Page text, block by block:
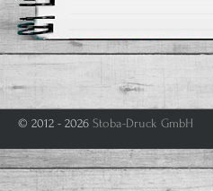
© 2012 - 2026 Stoba-Druck GmbH